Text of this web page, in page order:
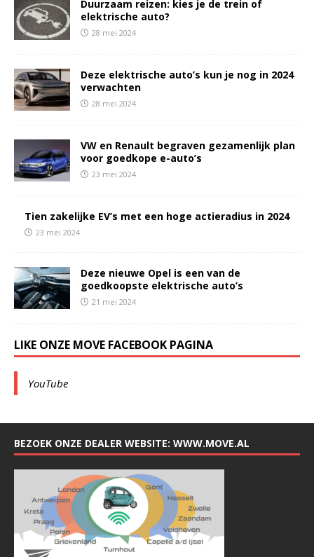
Duurzaam reizen: kies je de trein of
elektrische auto?
28 mei 2024
Deze elektrische auto’s kun je nog in 2024
verwachten
28 mei 2024
VW en Renault begraven gezamenlijk plan
voor goedkope e-auto’s
23 mei 2024
Tien zakelijke EV’s met een hoge actieradius in 2024
23 mei 2024
Deze nieuwe Opel is een van de
goedkoopste elektrische auto’s
21 mei 2024
LIKE ONZE MOVE FACEBOOK PAGINA
YouTube
BEZOEK ONZE DEALER WEBSITE: WWW.MOVE.AL